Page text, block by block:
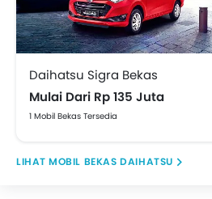
XPENG
Daihatsu Sigra Bekas
Mulai Dari Rp 135 Juta
1 Mobil Bekas Tersedia
MOBIL BEKAS DAIHATSU